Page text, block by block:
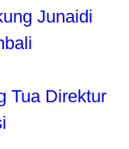
Junaidi
Tua Direktur